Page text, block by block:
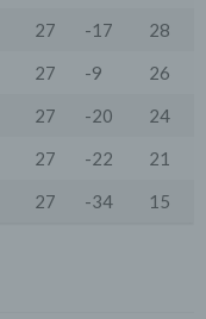
27 -17
28
27 -9
26
27 -20
24
27 -22
21
27 -34 15
Kundendienstes
an Dritte nur,
für andere
den Nutzern
sofern sie